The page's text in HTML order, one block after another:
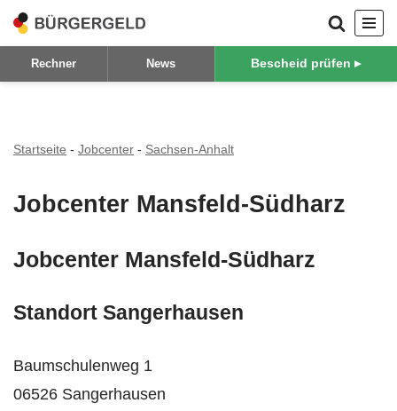
Zum
Inhalt
Rechner News Bescheid prüfen ▸
Startseite - Jobcenter - Sachsen-Anhalt
Jobcenter Mansfeld-Südharz
Jobcenter Mansfeld-Südharz
Standort Sangerhausen
Baumschulenweg 1
06526 Sangerhausen